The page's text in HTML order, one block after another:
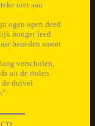
niet aan
ogen open deed
honger leed
beneden smeet
verscholen,
uit de riolen
de duivel